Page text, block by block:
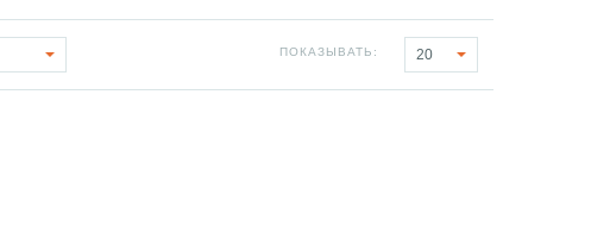
ПОКАЗЫВАТЬ: 20